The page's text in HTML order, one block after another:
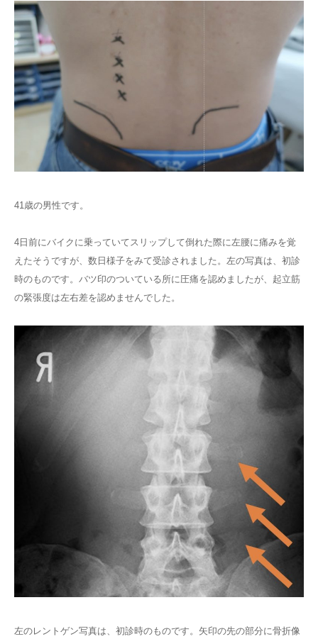
41歳の男性です。
4日前にバイクに乗っていてスリップして倒れた際に左腰に痛みを覚
えたそうですが、数日様子をみて受診されました。左の写真は、初診
時のものです。バツ印のついている所に圧痛を認めましたが、起立筋
の緊張度は左右差を認めませんでした。
左のレントゲン写真は、初診時のものです。矢印の先の部分に骨折像